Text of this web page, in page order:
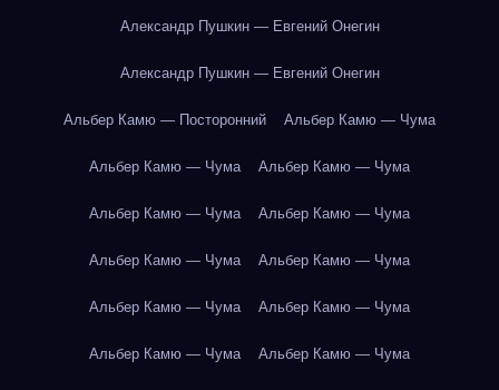
Александр Пушкин — Евгений Онегин
Александр Пушкин — Евгений Онегин
Альбер Камю — Посторонний Альбер Камю — Чума
Альбер Камю — Чума Альбер Камю — Чума
Альбер Камю — Чума Альбер Камю — Чума
Альбер Камю — Чума Альбер Камю — Чума
Альбер Камю — Чума Альбер Камю — Чума
Альбер Камю — Чума Альбер Камю — Чума